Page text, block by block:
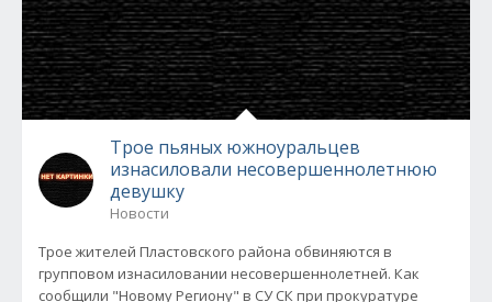
Трое пьяных южноуральцев
изнасиловали несовершеннолетнюю
девушку
Новости
Трое жителей Пластовского района обвиняются в
групповом изнасиловании несовершеннолетней. Как
сообщили "Новому Региону" в СУ СК при прокуратуре